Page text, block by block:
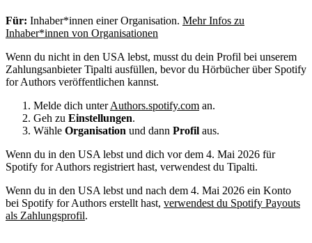
Für: Inhaber*innen einer Organisation. Mehr Infos zu
Inhaber*innen von Organisationen
Wenn du nicht in den USA lebst, musst du dein Profil bei unserem
Zahlungsanbieter Tipalti ausfüllen, bevor du Hörbücher über Spotify
for Authors veröffentlichen kannst.
Melde dich unterAuthors.spotify.com an.
Geh zu Einstellungen.
Wähle Organisation und dann Profil aus.
Wenn du in den USA lebst und dich vor dem 4. Mai 2026 für
Spotify for Authors registriert hast, verwendest du Tipalti.
Wenn du in den USA lebst und nach dem 4. Mai 2026 ein Konto
bei Spotify for Authors erstellt hast, verwendest du Spotify Payouts
als Zahlungsprofil.